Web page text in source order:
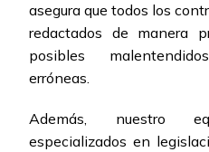
asegura que todos los
redactados de manera
posibles
erróneas.
Además, nuestro
especializados en